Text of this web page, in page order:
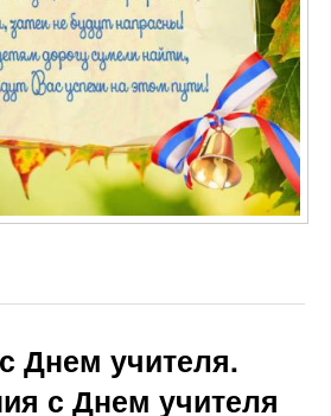
Днем учителя.
с Днем учителя